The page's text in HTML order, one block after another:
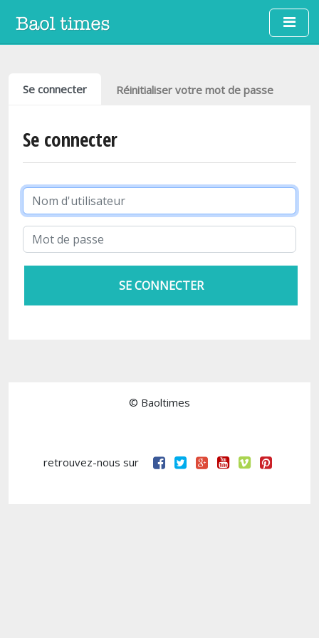
Aller au contenu principal
Onglets principaux
Se connecter Réinitialiser votre mot de passe
Se connecter
© Baoltimes
retrouvez-nous sur